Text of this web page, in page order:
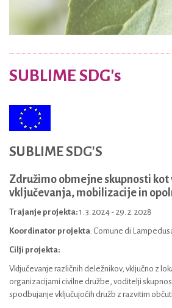
SUBLIME SDG's
SUBLIME SDG'S
Združimo obmejne skupnosti
vključevanja, mobilizacije in
Trajanje projekta: 1. 3. 2024 - 29. 2. 2028
Koordinator projekta: Comune di
Cilji projekta:
Vključevanje različnih deležnikov, vključno z
organizacijami civilne družbe, voditelji
spodbujanje vključujočih družb z razvitim